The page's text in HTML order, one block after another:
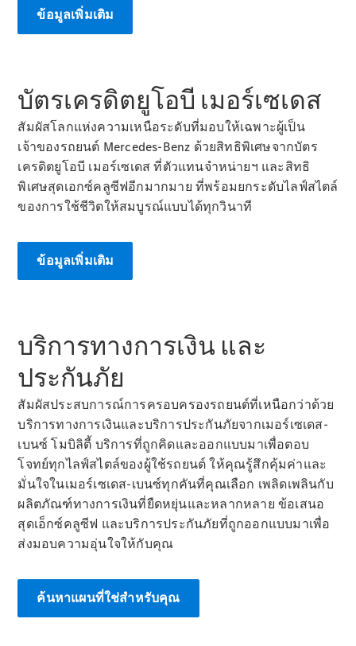
สำหรับกลุ่ม
ลูกค้าทาง
โบรชัวร์และ
ราคา
ออกแบบรถ
ของคุณ
จองการ
ทดลองขับ
ทางการเงิน
MBSP
ข้อมูล
อะไหล่
และชุด
อุปกรณ์
ตกแต่ง
ข้อมูลเพิ่มเติม
บัตรเครดิตยูโอบี เมอร์เซเดส
สัมผัสโลกแห่งความเหนือระดับที่มอบให้เฉพาะผู้เป็น
เจ้าของรถยนต์ Mercedes-Benz ด้วยสิทธิพิเศษจากบัตร
เครดิตยูโอบี เมอร์เซเดส ที่ตัวแทนจำหน่ายฯ และสิทธิ
พิเศษสุดเอกซ์คลูซีฟอีกมากมาย ที่พร้อมยกระดับไลฟ์สไตล์
ของการใช้ชีวิตให้สมบูรณ์แบบได้ทุกวินาที
ข้อมูลเพิ่มเติม
บริการทางการเงิน และ
ประกันภัย
สัมผัสประสบการณ์การครอบครองรถยนต์ที่เหนือกว่าด้วย
บริการทางการเงินและบริการประกันภัยจากเมอร์เซเดส-
เบนซ์ โมบิลิตี้ บริการที่ถูกคิดและออกแบบมาเพื่อตอบ
โจทย์ทุกไลฟ์สไตล์ของผู้ใช้รถยนต์ ให้คุณรู้สึกคุ้มค่าและ
มั่นใจในเมอร์เซเดส-เบนซ์ทุกคันที่คุณเลือก เพลิดเพลินกับ
ผลิตภัณฑ์ทางการเงินที่ยืดหยุ่นและหลากหลาย ข้อเสนอ
สุดเอ็กซ์คลูซีฟ และบริการประกันภัยที่ถูกออกแบบมาเพื่อ
ส่งมอบความอุ่นใจให้กับคุณ
ค้นหาแผนที่ใช่สำหรับคุณ